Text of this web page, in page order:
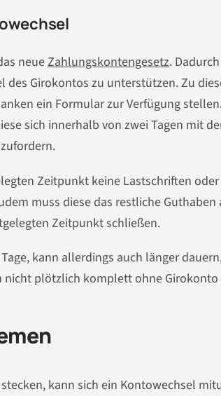
neueZahlungskontengesetz.
Girokontos zu unterstützen. Zu
ein Formular zur Verfügung
sich innerhalb von zwei Tagen mit
Zeitpunkt keine Lastschriften
muss diese das restliche
Zeitpunkt schließen.
kann allerdings auch länger
plötzlich komplett ohne Girokonto
kann sich ein Kontowechsel